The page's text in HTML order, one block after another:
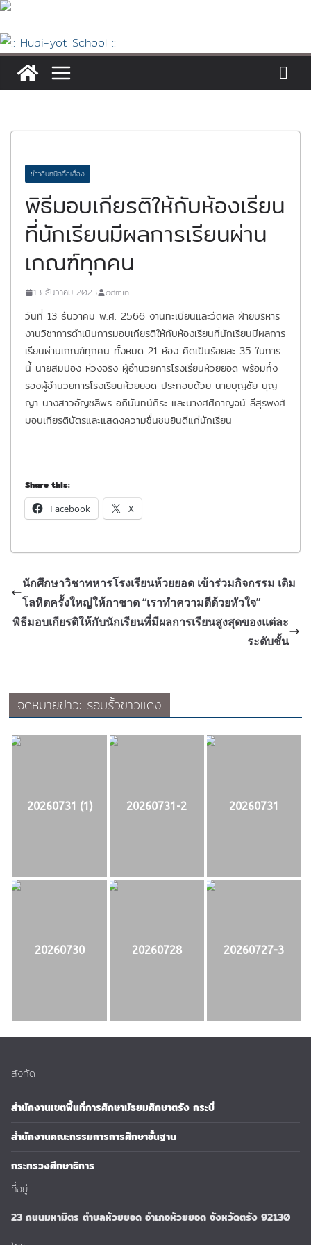
Skip
content
ข่าวอินทนิลลือเลื่อง
พิธีมอบเกียรติให้กับห้องเรียน
ที่นักเรียนมีผลการเรียนผ่าน
เกณฑ์ทุกคน
13 ธันวาคม 2023 admin
วันที่ 13 ธันวาคม พ.ศ. 2566 งานทะเบียนและวัดผล ฝ่ายบริหาร
งานวิชาการดำเนินการมอบเกียรติให้กับห้องเรียนที่นักเรียนมีผลการ
เรียนผ่านเกณฑ์ทุกคน ทั้งหมด 21 ห้อง คิดเป็นร้อยละ 35 ในการ
นี้ นายสมปอง ห่วงจริง ผู้อำนวยการโรงเรียนห้วยยอด พร้อมทั้ง
รองผู้อำนวยการโรงเรียนห้วยยอด ประกอบด้วย นายบุญชัย บุญ
ญา นางสาวอัญชลีพร อภินันทน์ถิระ และนางศศิกาญจน์ ลีสุรพงศ์
มอบเกียรติบัตรและแสดงความชื่นชมยินดีแก่นักเรียน
Share this:
Facebook X
นักศึกษาวิชาทหารโรงเรียนห้วยยอด เข้าร่วมกิจกรรม เติม
โลหิตครั้งใหญ่ให้กาชาด “เราทำความดีด้วยหัวใจ”
พิธีมอบเกียรติให้กับนักเรียนที่มีผลการเรียนสูงสุดของแต่ละ
ระดับชั้น
จดหมายข่าว: รอบรั้วขาวแดง
20260731 (1) 20260731-2 20260731
20260730 20260728 20260727-3
สังกัด
สำนักงานเขตพื้นที่การศึกษามัธยมศึกษาตรัง กระบี่
สำนักงานคณะกรรมการการศึกษาขั้นฐาน
กระทรวงศึกษาธิการ
ที่อยู่
23 ถนนมหามิตร ตำบลห้วยยอด อำเภอห้วยยอด จังหวัดตรัง 92130